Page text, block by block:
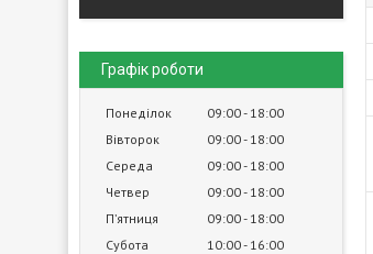
Графік роботи
Понеділок 09:00 18:00
Вівторок
09:00 18:00
Середа
09:00 18:00
Четвер
09:00 18:00
Пʼятниця
09:00 18:00
Субота
10:00 16:00